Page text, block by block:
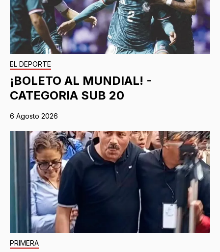
EL DEPORTE
¡BOLETO AL MUNDIAL! -
CATEGORIA SUB 20
6 Agosto 2026
PRIMERA